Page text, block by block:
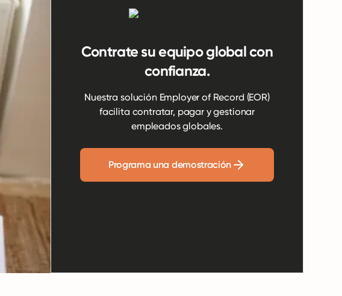
Contrate su equipo global con
confianza.
Nuestra solución Employer of Record (EOR)
facilita contratar, pagar y gestionar
empleados globales.
Programa una demostración